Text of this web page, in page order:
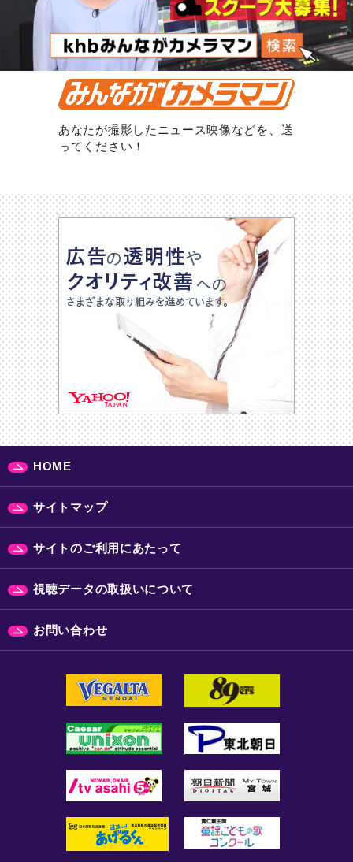
あなたが撮影したニュース映像などを、送
ってください！
HOME
サイトマップ
サイトのご利用にあたって
視聴データの取扱いについて
お問い合わせ